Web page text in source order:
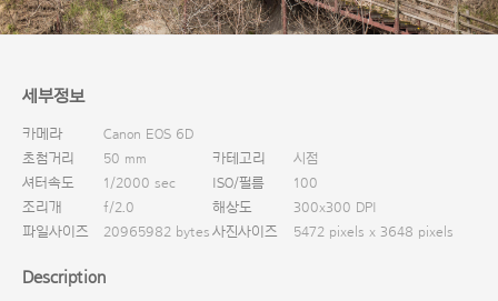
세부정보
카메라
Canon EOS 6D
초첨거리
50 mm 카테고리
시점
셔터속도
1/2000 sec ISO/필름
100
조리개
f/2.0 해상도
300x300 DPI
파일사이즈
20965982 bytes 사진사이즈 5472 pixels x 3648 pixels
Description